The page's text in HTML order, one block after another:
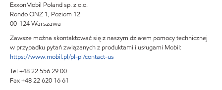
ExxonMobil Poland sp. z o.o.
Rondo ONZ 1, Poziom 12
00-124 Warszawa
Zawsze można skontaktować się z naszym działem pomocy technicznej
w przypadku pytań związanych z produktami i usługami Mobil:
https://www.mobil.pl/pl-pl/contact-us
Tel +48 22 556 29 00
Fax +48 22 620 16 61